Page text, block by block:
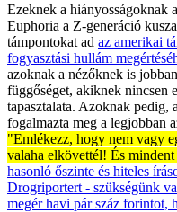
Ezeknek a hiányosságoknak
Euphoria a Z-generáció
támpontokat ad az amerikai
fogyasztási hullám
azoknak a nézőknek is
függőséget, akiknek nincsen
tapasztalata. Azoknak pedig,
fogalmazta meg a legjobban
"Emlékezz, hogy nem vagy
valaha elkövettél! És
hasonló őszinte és hiteles
Drogriportert - szükségünk
megér havi pár száz forintot,